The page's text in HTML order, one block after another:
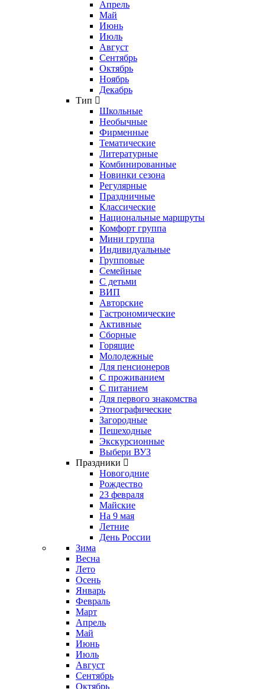
Апрель
Май
Июнь
Июль
Август
Сентябрь
Октябрь
Ноябрь
Декабрь
Тип
Школьные
Необычные
Фирменные
Тематические
Литературные
Комбинированные
Новинки сезона
Регулярные
Праздничные
Классические
Национальные маршруты
Комфорт группа
Мини группа
Индивидуальные
Групповые
Семейные
С детьми
ВИП
Авторские
Гастрономические
Активные
Сборные
Горящие
Молодежные
Для пенсионеров
С проживанием
С питанием
Для первого знакомства
Этнографические
Загородные
Пешеходные
Экскурсионные
Выбери ВУЗ
Праздники
Новогодние
Рождество
23 февраля
Майские
На 9 мая
Летние
День России
Зима
Весна
Лето
Осень
Январь
Февраль
Март
Апрель
Май
Июнь
Июль
Август
Сентябрь
Октябрь